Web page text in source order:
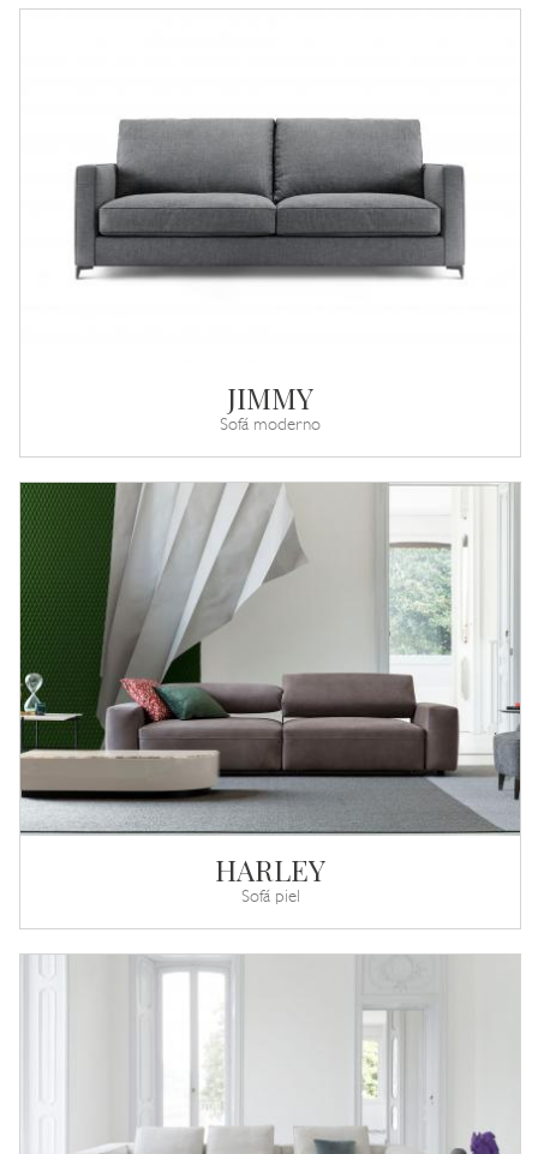
JIMMY
Sofá moderno
HARLEY
Sofá piel